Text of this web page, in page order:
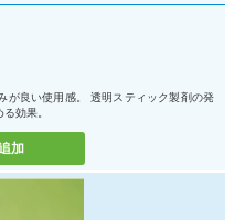
が良い使用感。 透明スティック製剤の発
効果。
加